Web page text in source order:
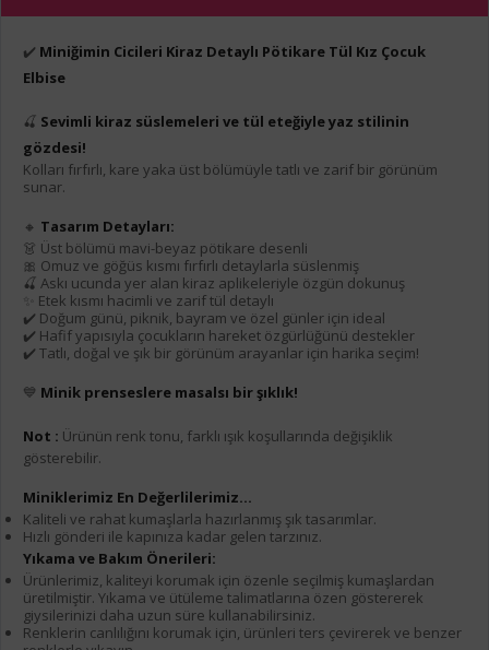
✔️ Miniğimin Cicileri Kiraz Detaylı Pötikare Tül Kız Çocuk
Elbise
🍒 Sevimli kiraz süslemeleri ve tül eteğiyle yaz stilinin
gözdesi!
Kolları fırfırlı, kare yaka üst bölümüyle tatlı ve zarif bir görünüm
sunar.
🔸 Tasarım Detayları:
👗 Üst bölümü mavi-beyaz pötikare desenli
🎀 Omuz ve göğüs kısmı fırfırlı detaylarla süslenmiş
🍒 Askı ucunda yer alan kiraz aplikeleriyle özgün dokunuş
✨ Etek kısmı hacimli ve zarif tül detaylı
✔️ Doğum günü, piknik, bayram ve özel günler için ideal
✔️ Hafif yapısıyla çocukların hareket özgürlüğünü destekler
✔️ Tatlı, doğal ve şık bir görünüm arayanlar için harika seçim!
💙 Minik prenseslere masalsı bir şıklık!
Not : Ürünün renk tonu, farklı ışık koşullarında değişiklik
gösterebilir.
Miniklerimiz En Değerlilerimiz...
Kaliteli ve rahat kumaşlarla hazırlanmış şık tasarımlar.
Hızlı gönderi ile kapınıza kadar gelen tarzınız.
Yıkama ve Bakım Önerileri:
Ürünlerimiz, kaliteyi korumak için özenle seçilmiş kumaşlardan
üretilmiştir. Yıkama ve ütüleme talimatlarına özen göstererek
giysilerinizi daha uzun süre kullanabilirsiniz.
Renklerin canlılığını korumak için, ürünleri ters çevirerek ve benzer